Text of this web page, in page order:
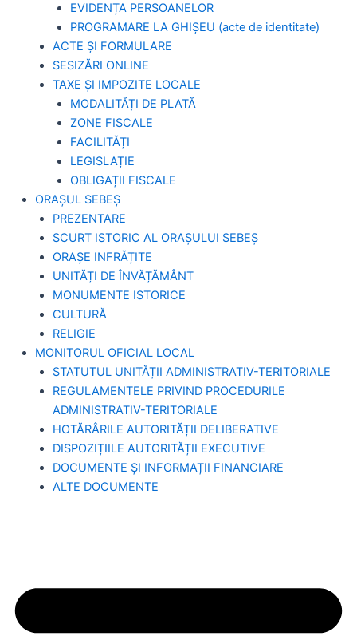
EVIDENȚA PERSOANELOR
PROGRAMARE LA GHIȘEU (acte de identitate)
ACTE ȘI FORMULARE
SESIZĂRI ONLINE
TAXE ȘI IMPOZITE LOCALE
MODALITĂȚI DE PLATĂ
ZONE FISCALE
FACILITĂȚI
LEGISLAȚIE
OBLIGAȚII FISCALE
ORAȘUL SEBEȘ
PREZENTARE
SCURT ISTORIC AL ORAȘULUI SEBEȘ
ORAȘE INFRĂȚITE
UNITĂȚI DE ÎNVĂȚĂMÂNT
MONUMENTE ISTORICE
CULTURĂ
RELIGIE
MONITORUL OFICIAL LOCAL
STATUTUL UNITĂȚII ADMINISTRATIV-TERITORIALE
REGULAMENTELE PRIVIND PROCEDURILE
ADMINISTRATIV-TERITORIALE
HOTĂRÂRILE AUTORITĂȚII DELIBERATIVE
DISPOZIȚIILE AUTORITĂȚII EXECUTIVE
DOCUMENTE ȘI INFORMAȚII FINANCIARE
ALTE DOCUMENTE